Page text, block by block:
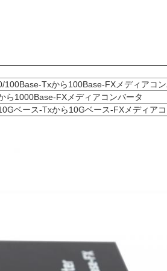
100Base-Txから100Base-FXメディアコ
ら1000Base-FXメディアコンバータ
ベース-Txから10Gベース-FXメディア